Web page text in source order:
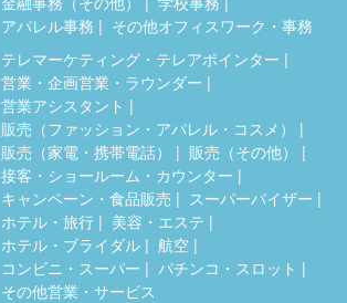
アパレル事務
その他オフィスワーク・事務
テレマーケティング・テレアポインター
営業・企画営業・ラウンダー
営業アシスタント
販売（ファッション・アパレル・コスメ）
販売（家電・携帯電話）
販売（その他）
接客・ショールーム・カウンター
キャンペーン・食品販売
スーパーバイザー
ホテル・旅行
美容・エステ
ホテル・ブライダル
航空
コンビニ・スーパー
パチンコ・スロット
その他営業・サービス